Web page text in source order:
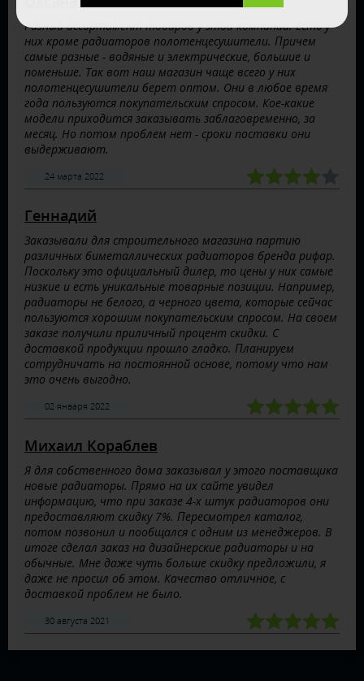
Разный ассортимент товаров у этой компании. Есть у
них кроме радиаторов полотенцесушители. Причем
самые разные - водяные и электрические, большие и
поменьше. Так вот наш магазин чаще всего у них
полотенцесушители берет оптом. Они в любое время
года пользуются покупательским спросом. Кое-какие
модели приходится заказывать заблаговременно, за
месяц. Но потом проблем нет - сроки поставки они
выдерживают.
24 марта 2022
Геннадий
Заказывали для строительного магазина партию
различных биметаллических радиаторов бренда рифар.
Поскольку это официальный дилер, то цены у них самые
низкие и есть уникальные товарные позиции. Например,
радиаторы не белого, а черного цвета, которые сейчас
пользуются хорошим покупательским спросом. На своем
заказе получили приличный процент скидки. С
доставкой продукции прошло гладко. Планируем
сотрудничать на постоянной основе, потому что нам
это очень выгодно.
02 января 2022
Михаил Кораблев
Я для собственного дома заказывал у этого поставщика
новые радиаторы. Прямо на их сайте увидел
информацию, что при заказе 4-х штук радиаторов они
предоставляют скидку 7%. Пересмотрел каталог,
потом позвонил и пообщался с одним из менеджеров. В
итоге сделал заказ на дизайнерские радиаторы и на
обычные. Мне даже чуть больше скидку предложили, я
даже не просил об этом. Качество отличное, с
доставкой проблем не было.
30 августа 2021